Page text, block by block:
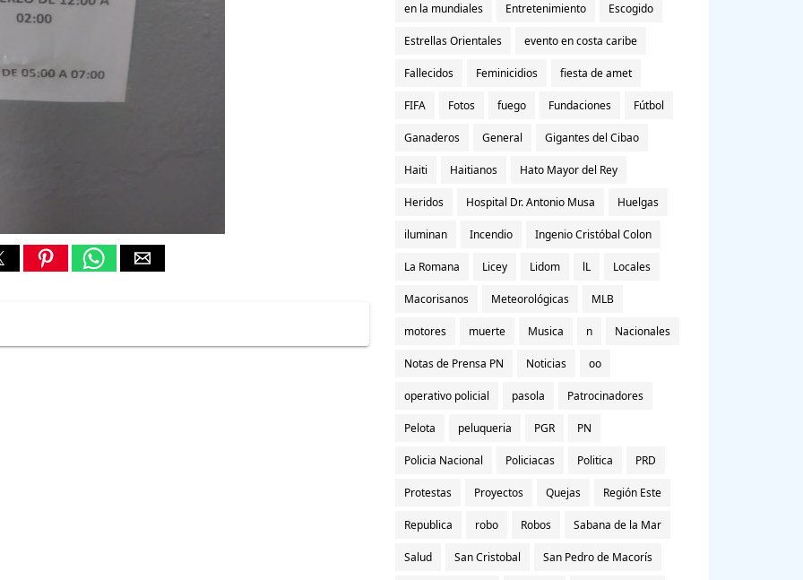
en la mundiales Entretenimiento Escogido
Estrellas Orientales evento en costa caribe
Fallecidos Feminicidios fiesta de amet
FIFA Fotos fuego Fundaciones Fútbol
Ganaderos General Gigantes del Cibao
Haiti Haitianos Hato Mayor del Rey
Heridos Hospital Dr. Antonio Musa Huelgas
iluminan Incendio Ingenio Cristóbal Colon
La Romana Licey Lidom lL Locales
Macorisanos Meteorológicas MLB
motores muerte Musica n Nacionales
Notas de Prensa PN Noticias oo
operativo policial pasola Patrocinadores
Pelota peluqueria PGR PN
Policia Nacional Policiacas Politica PRD
Protestas Proyectos Quejas Región Este
Republica robo Robos Sabana de la Mar
Salud San Cristobal San Pedro de Macorís